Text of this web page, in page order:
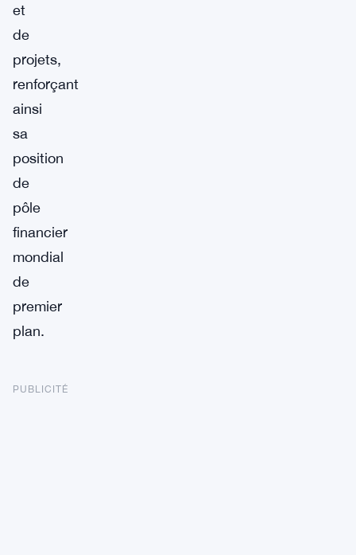
et
de
projets,
renforçant
ainsi
sa
position
de
pôle
financier
mondial
de
premier
plan.
PUBLICITÉ